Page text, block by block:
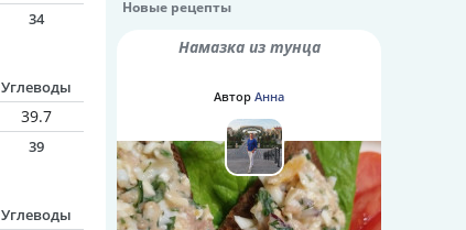
34
Углеводы
39.7
39
Углеводы
Новые рецепты
Намазка из тунца
Автор Анна